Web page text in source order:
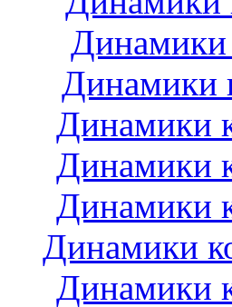
Динамики
Динамики
Динамики
Динамики
Динамики
Динамики
Динамики